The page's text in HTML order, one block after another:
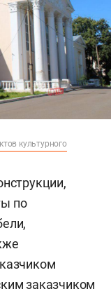
культурного
по
заказчиком